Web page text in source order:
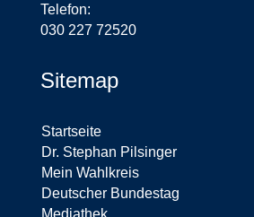
Telefon:
030 227 72520
Sitemap
Startseite
Dr. Stephan Pilsinger
Mein Wahlkreis
Deutscher Bundestag
Mediathek